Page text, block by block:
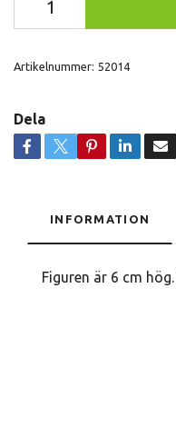
Artikelnummer: 52014
Dela
INFORMATION
Figuren är 6 cm